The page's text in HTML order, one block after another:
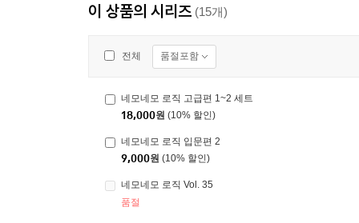
이 상품의 시리즈 (15개)
전체 품절포함
네모네모 로직 고급편 1~2 세트
18,000원 (10% 할인)
네모네모 로직 입문편 2
9,000원 (10% 할인)
네모네모 로직 Vol. 35
품절